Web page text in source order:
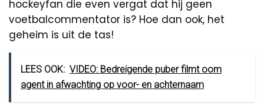
hockeyfan die even vergat dat hij geen
voetbalcommentator is? Hoe dan ook, het
geheim is uit de tas!
LEES OOK: VIDEO: Bedreigende puber filmt oom
agent in afwachting op voor- en achternaam